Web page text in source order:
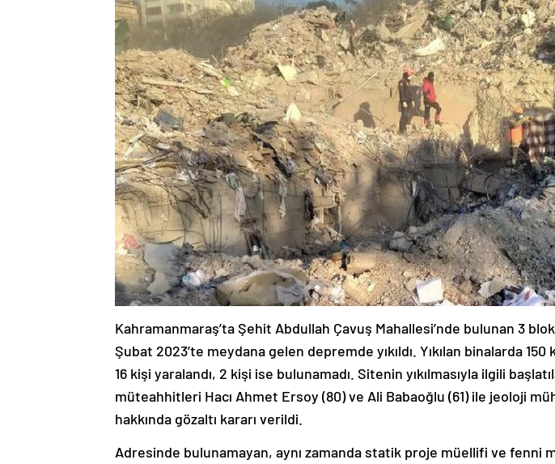
Kahramanmaraş’ta Şehit Abdullah Çavuş Mahallesi’nde bulunan 3
Şubat 2023’te meydana gelen depremde yıkıldı. Yıkılan binalarda
16 kişi yaralandı, 2 kişi ise bulunamadı. Sitenin yıkılmasıyla ilgili
müteahhitleri Hacı Ahmet Ersoy (80) ve Ali Babaoğlu (61) ile jeoloji
hakkında gözaltı kararı verildi.
Adresinde bulunamayan, aynı zamanda statik proje müellifi ve fenni